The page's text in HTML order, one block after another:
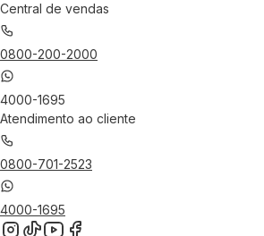
Central de vendas
0800-200-2000
4000-1695
Atendimento ao cliente
0800-701-2523
4000-1695